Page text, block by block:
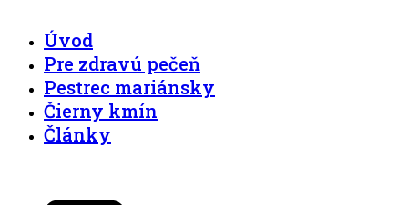
Úvod
Pre zdravú pečeň
Pestrec mariánsky
Čierny kmín
Články